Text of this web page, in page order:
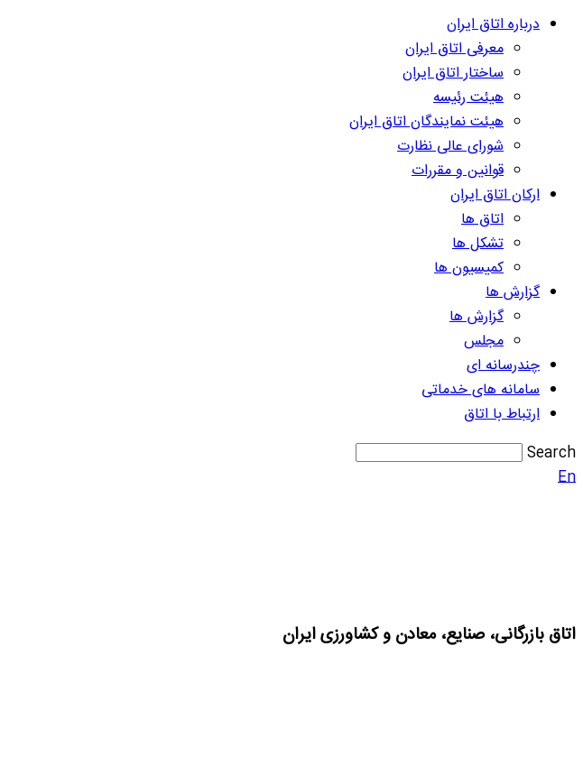
درباره اتاق ایران
معرفی اتاق ایران
ساختار اتاق ایران
هیئت رئیسه
هیئت نمایندگان اتاق ایران
شورای عالی نظارت
قوانین و مقررات
ارکان اتاق ایران
اتاق ها
تشکل ها
کمیسیون ها
گزارش ها
گزارش ها
مجلس
چندرسانه ای
سامانه های خدماتی
ارتباط با اتاق
Search
En
اتاق بازرگانی، صنایع، معادن و کشاورزی ایران